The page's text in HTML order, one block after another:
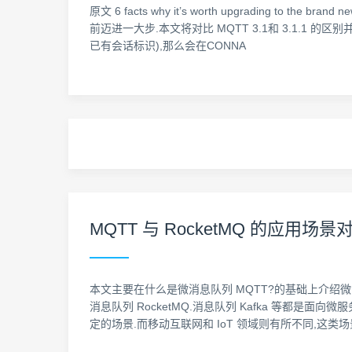
原文 6 facts why it’s worth upgrading to the brand
前迈进一大步.本文将对比 MQTT 3.1和 3.1.1 的区别
已有会话标识),那么会在CONNA
MQTT 与 RocketMQ 的应用场景
本文主要在什么是微消息队列 MQTT?的基础上介绍
消息队列 RocketMQ.消息队列 Kafka 等都是面向微
定的场景.而移动互联网和 IoT 领域则有所不同,这类